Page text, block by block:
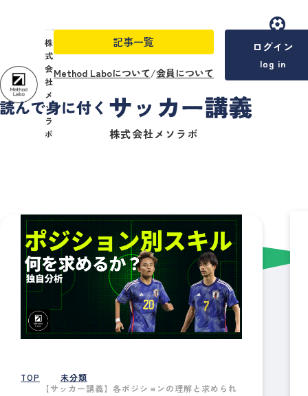
株
式
会
社
メ
ソ
ラ
ボ
記事一覧
Method Laboについて/会員について
ログイン
log in
株式会社メソラボ
menu
TOP
未分類
【サッカー講義】各ポジションの理解と求められ